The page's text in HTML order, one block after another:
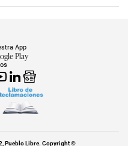
App
Play
Pueblo Libre. Copyright ©